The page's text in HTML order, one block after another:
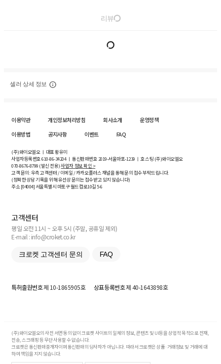
리뷰
셀러 상세 정보
이용약관 개인정보처리방침 회사소개
운영정책
이용방법
공지사항 이벤트 FAQ
(주)와이오엘오 ㅣ 대표 황유미
사업자등록번호610-86-34204ㅣ 통신판매번호 2019-서울마포-1239 ㅣ 호스팅 (주)와이오엘오
070-8676-8799 (발신 전용)사업자 정보 확인 >
고객 문의: 우측 고객센터 / 이메일 / 카카오플러스 채널을 통해 문의 접수 부탁드립니다.
(정확한 상담 기록을 위해 유선상 문의는 접수받고 있지 않습니다)
주소 [04004] 서울특별시 마포구 월드컵로10길5-6
고객센터
평일 오전 11시 ~ 오후 5시 (주말, 공휴일 제외)
E-mail : info@croket.co.kr
크로켓 고객센터 문의 FAQ
특허출원번호제 10-1865905호 상표등록번호제 40-1643898호
(주)와이오엘오의 사전 서면 동의 없이 크로켓 사이트의 일체의 정보, 콘텐츠 및 UI등을 상업적 목적으로 전재,
전송, 스크래핑 등 무단 사용할 수 없습니다.
크로켓은 통신판매중개자이며 통신판매의 당사자가 아닙니다. 따라서 크로켓은 상품·거래정보 및 거래에 대
하여 책임을 지지 않습니다.